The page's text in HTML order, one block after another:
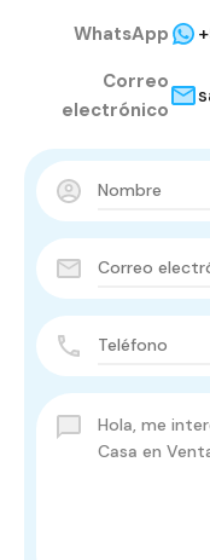
WhatsApp
Correo
electrónico